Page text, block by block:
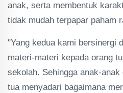
anak, serta membentuk
tidak mudah terpapar paham
"Yang kedua kami bersinergi
materi-materi kepada orang
sekolah. Sehingga anak-
tua menyadari bagaimana